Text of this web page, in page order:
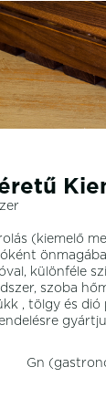
(kiemelő
különféle
szoba
, tölgy és dió
1/1
*
*